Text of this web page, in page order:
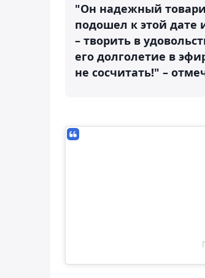
"Он надежный
подошел к этой дате
– творить в
его долголетие в
не сосчитать!" –